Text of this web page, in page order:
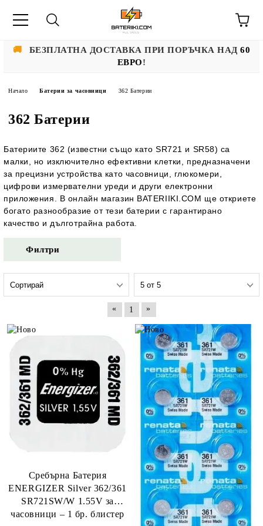
🚚 БЕЗПЛАТНА ДОСТАВКА ПРИ ПОРЪЧКА НАД60
ЕВРО!
Начало Батерии за часовници 362 Батерии
362 Батерии
Батериите 362 (известни също като SR721 и SR58) са
малки, но изключително ефективни клетки, предназначени
за прецизни устройства като часовници, глюкомери,
цифрови измервателни уреди и други електронни
приложения. В онлайн магазин BATERIIKI.COM ще откриете
богато разнообразие от тези батерии с гарантирано
качество и дълготрайна работа.
Филтри
« 1 »
Сребърна Батерия
ENERGIZER Silver 362/361
SR721SW/W 1.55V за
часовници – 1 бр. блистер